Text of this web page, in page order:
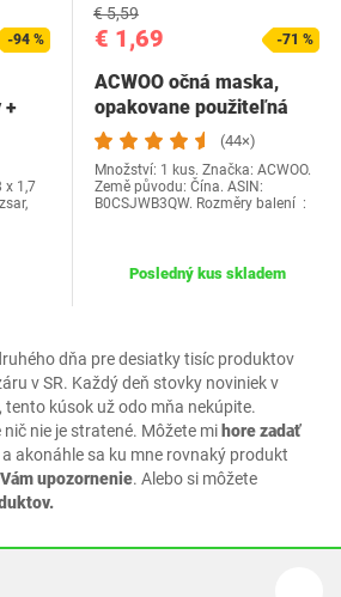
dňa pre desiatky tisíc produktov
v SR. Každý deň stovky noviniek v
tento kúsok už odo mňa nekúpite.
nie je stratené. Môžete mihore zadať
a akonáhle sa ku mne rovnaký produkt
upozornenie. Alebo si môžete
-94 %
+
x 1,7
€ 1,69
€ 5,59
-71 %
ACWOO očná maska,
opakovane použiteľná
maska ​​na studené…
(44×)
Množství: 1 kus. Značka: ACWOO.
Země původu: Čína. ASIN:
B0CSJWB3QW. Rozměry balení ‏ :
Posledný kus skladem